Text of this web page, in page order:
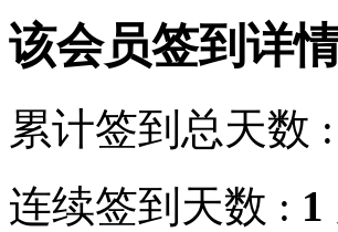
该会员签到详
累计签到总天数 :
连续签到天数 : 1